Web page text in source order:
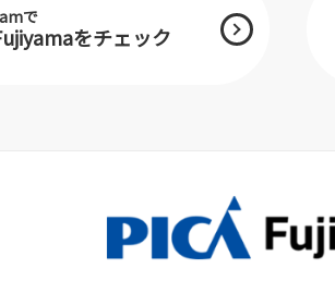
で
をチェック